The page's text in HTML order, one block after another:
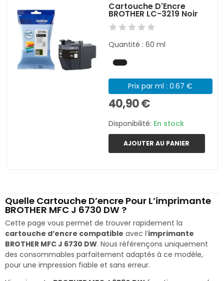
Cartouche D'Encre
BROTHER LC-3219 Noir
Quantité : 60 ml
Prix par ml : 0.67 €
40,90 €
Disponibilité: En stock
AJOUTER AU PANIER
Quelle Cartouche D’encre Pour L’imprimante
BROTHER MFC J 6730 DW ?
Cette page vous permet de trouver rapidement la
cartouche d’encre compatible avec l’imprimante
BROTHER MFC J 6730 DW. Nous référençons uniquement
des consommables parfaitement adaptés à ce modèle,
pour une impression fiable et sans erreur.